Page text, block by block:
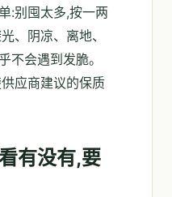
:别囤太多,按一两
、阴凉、离地、
不会遇到发脆。
应商建议的保质
有没有,要